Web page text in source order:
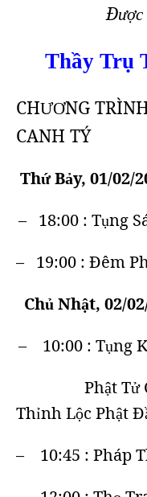
Được
Thầy Trụ
CHƯƠNG
CANH TÝ
ThứBảy, 01/02/
– 18:00 : Tụng
– 19:00 : Đêm
Chủ Nhật, 02/
– 10:00 : Tụng
Phật Tử
Thỉnh Lộc Phật Đ
– 10:45 : Pháp